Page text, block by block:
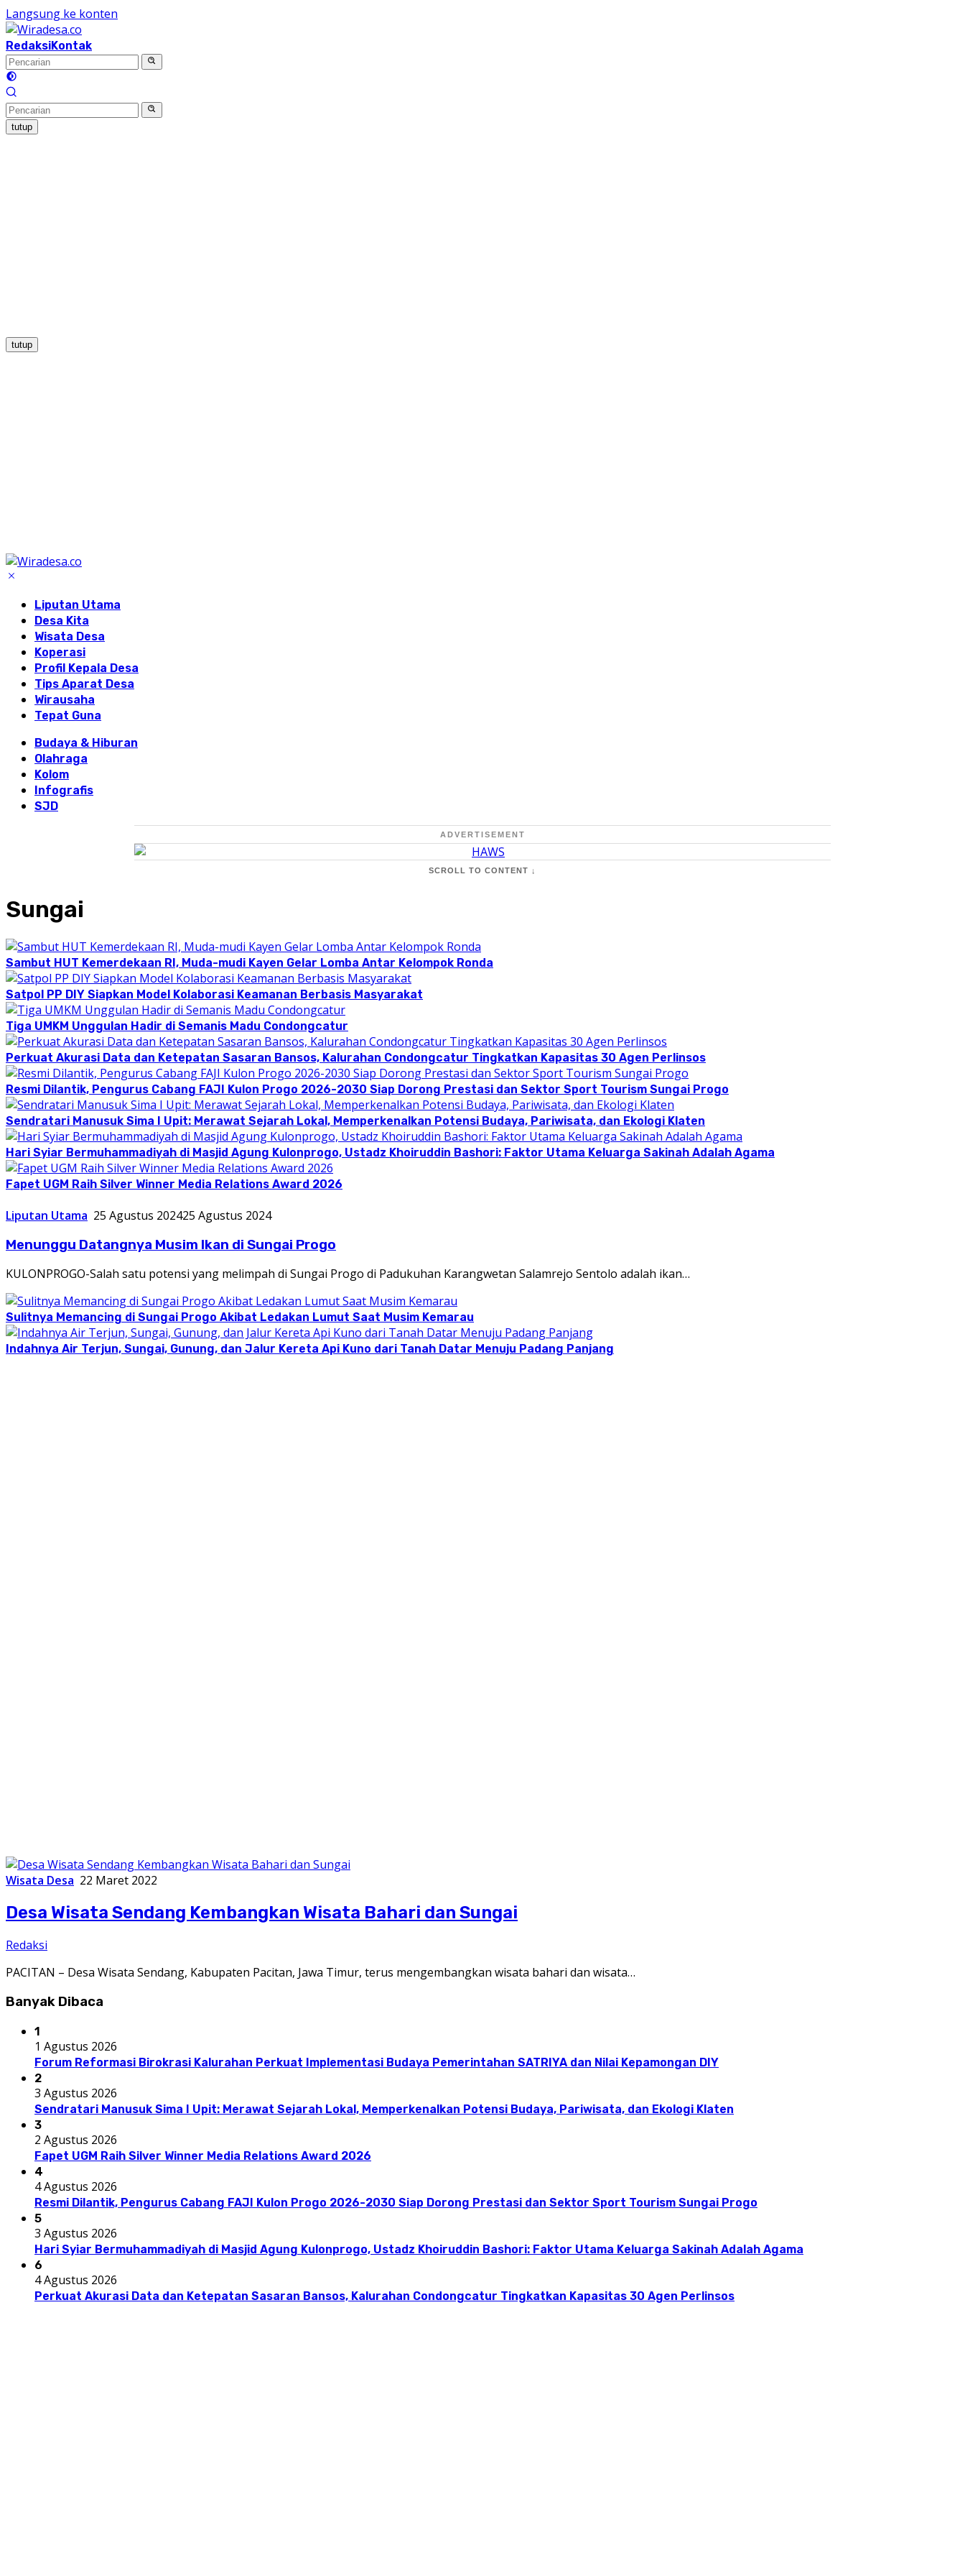
Langsung ke konten
RedaksiKontak
tutup
tutup
Liputan Utama
Desa Kita
Wisata Desa
Koperasi
Profil Kepala Desa
Tips Aparat Desa
Wirausaha
Tepat Guna
Budaya & Hiburan
Olahraga
Kolom
Infografis
SJD
ADVERTISEMENT
SCROLL TO CONTENT ↓
Sungai
Sambut HUT Kemerdekaan RI, Muda-mudi Kayen Gelar Lomba Antar Kelompok Ronda
Satpol PP DIY Siapkan Model Kolaborasi Keamanan Berbasis Masyarakat
Tiga UMKM Unggulan Hadir di Semanis Madu Condongcatur
Perkuat Akurasi Data dan Ketepatan Sasaran Bansos, Kalurahan Condongcatur Tingkatkan Kapasitas 30 Agen Perlinsos
Resmi Dilantik, Pengurus Cabang FAJI Kulon Progo 2026-2030 Siap Dorong Prestasi dan Sektor Sport Tourism Sungai Progo
Sendratari Manusuk Sima I Upit: Merawat Sejarah Lokal, Memperkenalkan Potensi Budaya, Pariwisata, dan Ekologi Klaten
Hari Syiar Bermuhammadiyah di Masjid Agung Kulonprogo, Ustadz Khoiruddin Bashori: Faktor Utama Keluarga Sakinah Adalah Agama
Fapet UGM Raih Silver Winner Media Relations Award 2026
Liputan Utama 25 Agustus 202425 Agustus 2024
Menunggu Datangnya Musim Ikan di Sungai Progo
KULONPROGO-Salah satu potensi yang melimpah di Sungai Progo di Padukuhan Karangwetan Salamrejo Sentolo adalah ikan…
Sulitnya Memancing di Sungai Progo Akibat Ledakan Lumut Saat Musim Kemarau
Indahnya Air Terjun, Sungai, Gunung, dan Jalur Kereta Api Kuno dari Tanah Datar Menuju Padang Panjang
Wisata Desa 22 Maret 2022
Desa Wisata Sendang Kembangkan Wisata Bahari dan Sungai
Redaksi
PACITAN – Desa Wisata Sendang, Kabupaten Pacitan, Jawa Timur, terus mengembangkan wisata bahari dan wisata…
Banyak Dibaca
1
1 Agustus 2026
Forum Reformasi Birokrasi Kalurahan Perkuat Implementasi Budaya Pemerintahan SATRIYA dan Nilai Kepamongan DIY
2
3 Agustus 2026
Sendratari Manusuk Sima I Upit: Merawat Sejarah Lokal, Memperkenalkan Potensi Budaya, Pariwisata, dan Ekologi Klaten
3
2 Agustus 2026
Fapet UGM Raih Silver Winner Media Relations Award 2026
4
4 Agustus 2026
Resmi Dilantik, Pengurus Cabang FAJI Kulon Progo 2026-2030 Siap Dorong Prestasi dan Sektor Sport Tourism Sungai Progo
5
3 Agustus 2026
Hari Syiar Bermuhammadiyah di Masjid Agung Kulonprogo, Ustadz Khoiruddin Bashori: Faktor Utama Keluarga Sakinah Adalah Agama
6
4 Agustus 2026
Perkuat Akurasi Data dan Ketepatan Sasaran Bansos, Kalurahan Condongcatur Tingkatkan Kapasitas 30 Agen Perlinsos